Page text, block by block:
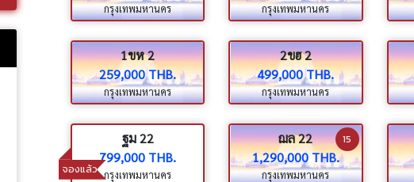
กรุงเทพมหานคร กรุงเทพมหานคร
1ขห 2
259,000 THB.
กรุงเทพมหานคร
2ขฮ 2
499,000 THB.
กรุงเทพมหานคร
จองแล้ว
ฐม 22
799,000 THB.
กรุงเทพมหานคร
ฌล 22
1,290,000 THB.
กรุงเทพมหานคร
15